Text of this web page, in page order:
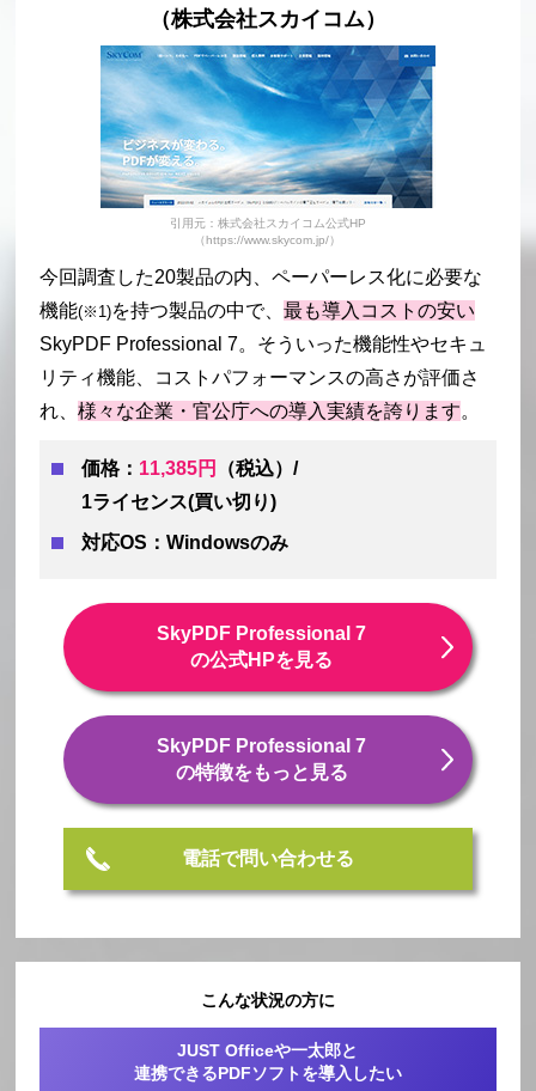
（株式会社スカイコム）
引用元：株式会社スカイコム公式HP
（https://www.skycom.jp/）
今回調査した20製品の内、ペーパーレス化に必要な
機能(※1)を持つ製品の中で、最も導入コストの安い
SkyPDF Professional 7。そういった機能性やセキュ
リティ機能、コストパフォーマンスの高さが評価さ
れ、様々な企業・官公庁への導入実績を誇ります。
価格： 11,385円
（税込）/
1ライセンス(買い切り)
対応OS：Windowsのみ
SkyPDF Professional 7
の公式HPを見る
SkyPDF Professional 7
の特徴をもっと見る
電話で問い合わせる
こんな状況の方に
JUST Officeや一太郎と
連携できるPDFソフトを導入したい